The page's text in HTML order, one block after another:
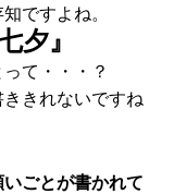
すよね。
夕』
・・・？
れないですね
ごとが書かれて